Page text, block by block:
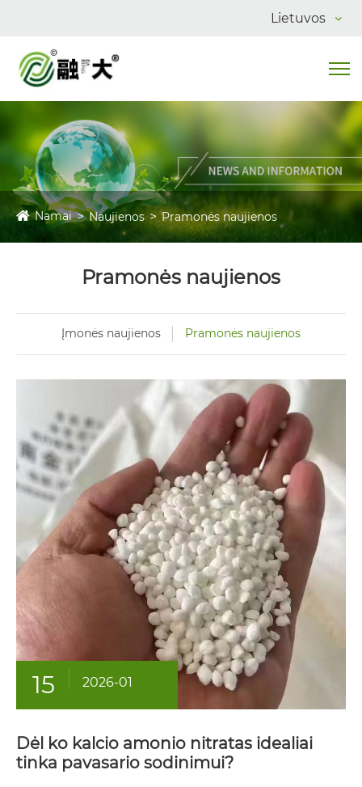
Lietuvos
Namai Naujienos Pramonės naujienos
Pramonės naujienos
Įmonės naujienos Pramonės naujienos
15 2026-01
Dėl ko kalcio amonio nitratas idealiai
tinka pavasario sodinimui?